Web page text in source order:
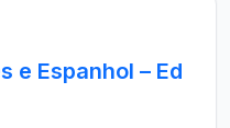
e Espanhol – Ed